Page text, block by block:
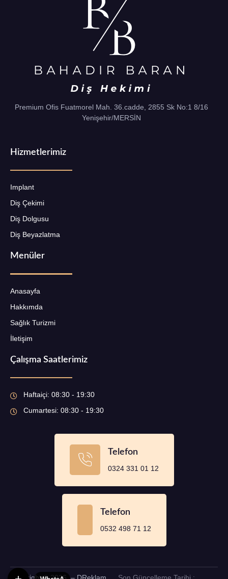
Premium Ofis Fuatmorel Mah. 36.cadde, 2855 Sk No:1 8/16
Yenişehir/MERSİN
Hizmetlerimiz
Implant
Diş Çekimi
Diş Dolgusu
Diş Beyazlatma
Menüler
Anasayfa
Hakkımda
Sağlık Turizmi
İletişim
Çalışma Saatlerimiz
Haftaiçi: 08:30 - 19:30
Cumartesi: 08:30 - 19:30
Telefon
0324 331 01 12
Telefon
0532 498 71 12